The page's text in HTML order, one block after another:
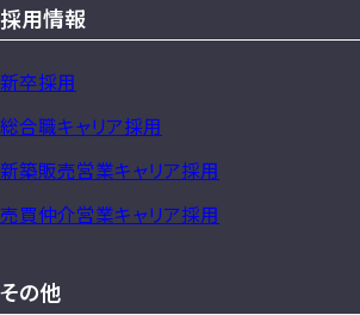
採用情報
新卒採用
総合職キャリア採用
新築販売営業キャリア採用
売買仲介営業キャリア採用
その他